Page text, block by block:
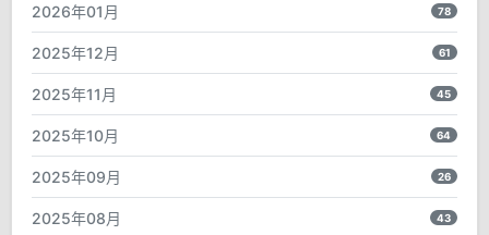
2026年01月 78
2025年12月 61
2025年11月 45
2025年10月 64
2025年09月 26
2025年08月 43